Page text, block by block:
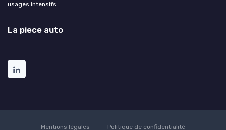
usages intensifs
La piece auto
Mentions légales
Politique de confidentialité